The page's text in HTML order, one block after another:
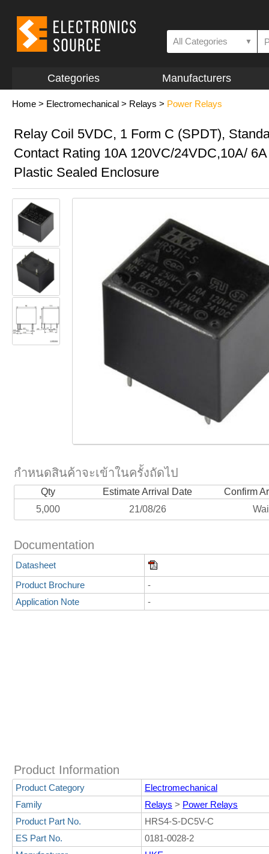
All Categories ▼
Categories Manufacturers
Home > Electromechanical > Relays > Power Relays
Relay Coil 5VDC, 1 Form C (SPDT),
Contact Rating 10A 120VC/24VDC,10A/
Plastic Sealed Enclosure
กำหนดสินค้าจะเข้าในครั้งถัดไป
Qty Estimate Arrival Date
Confirm
5,000
21/08/26
Documentation
Datasheet
Product Brochure
-
Application Note
-
Product Information
Product Category
Electromechanical
Family
Relays > Power Relays
Product Part No.
HRS4-S-DC5V-C
ES Part No.
0181-0028-2